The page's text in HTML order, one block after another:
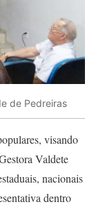
de Pedreiras
visando
Valdete
nacionais
dentro